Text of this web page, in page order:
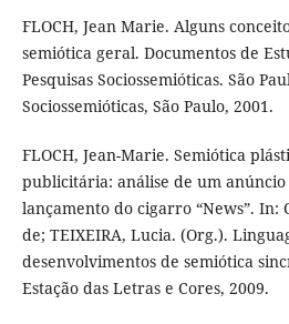
FLOCH, Jean Marie. Alguns
semiótica geral. Documentos de
Pesquisas Sociossemióticas. São
Sociossemióticas, São Paulo, 2001.
FLOCH, Jean-Marie. Semiótica
publicitária: análise de um
lançamento do cigarro “News”. In:
de; TEIXEIRA, Lucia. (Org.).
desenvolvimentos de semiótica
Estação das Letras e Cores, 2009.